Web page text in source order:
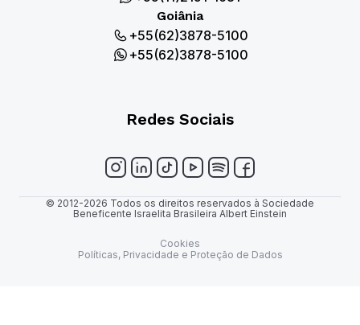
Goiânia
+55(62)3878-5100
+55(62)3878-5100
Redes Sociais
© 2012-2026 Todos os direitos reservados à Sociedade
Beneficente Israelita Brasileira Albert Einstein
Cookies
Políticas, Privacidade e Proteção de Dados